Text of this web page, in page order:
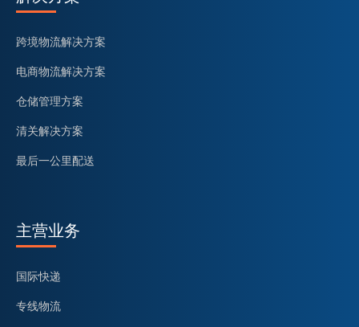
跨境物流解决方案
电商物流解决方案
仓储管理方案
清关解决方案
最后一公里配送
主营业务
国际快递
专线物流